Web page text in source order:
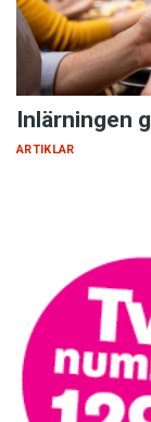
Inlärningen
ARTIKLAR